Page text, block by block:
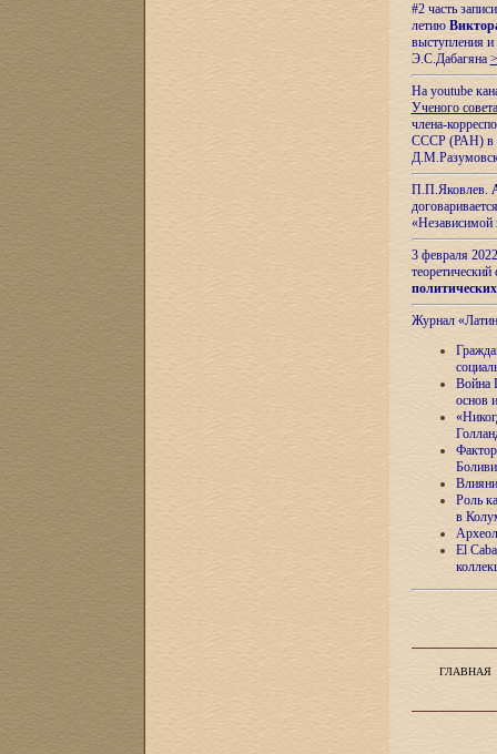
#2 часть
летию
выступления
Э.С.Дабагяна
На youtube
Ученого
члена-
СССР (РАН) в
П.П.Яковлев.
«Независимой
3 февраля
теоретический
Журнал
Война
основ
Роль
в
El
ГЛАВНАЯ